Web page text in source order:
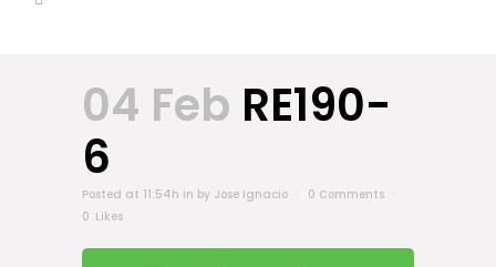
04 Feb RE190-
6
Posted at 11:54h in by Jose Ignacio
0 Comments
0 Likes